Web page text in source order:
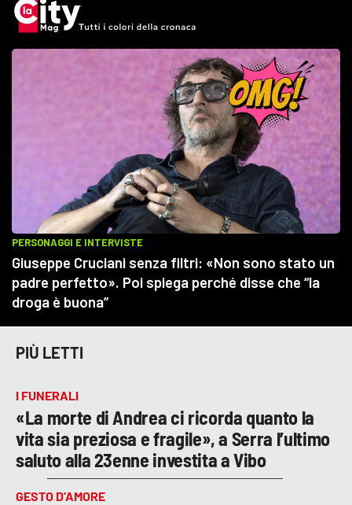
PIÙ LETTI
I FUNERALI
«La morte di Andrea ci ricorda quanto la
vita sia preziosa e fragile», a Serra l’ultimo
saluto alla 23enne investita a Vibo
GESTO D’AMORE